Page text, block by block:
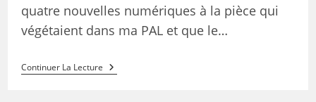
quatre nouvelles numériques à la pièce qui
végétaient dans ma PAL et que le…
Continuer La Lecture